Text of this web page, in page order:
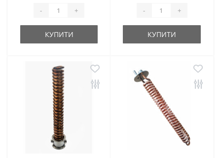
- +
КУПИТИ
- +
КУПИТИ